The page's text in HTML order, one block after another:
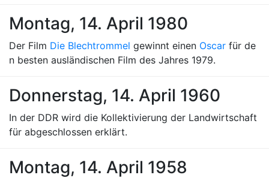
Montag, 14. April 1980
Der Film Die Blechtrommel gewinnt einen Oscar für de
n besten ausländischen Film des Jahres 1979.
Donnerstag, 14. April 1960
In der DDR wird die Kollektivierung der Landwirtschaft
für abgeschlossen erklärt.
Montag, 14. April 1958